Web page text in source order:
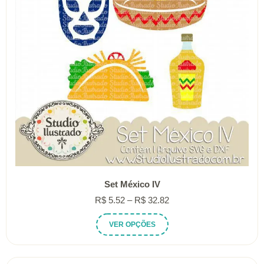
Set México IV
R$ 5.52 – R$ 32.82Faixa
através
VER OPÇÕES
produto
tem
várias